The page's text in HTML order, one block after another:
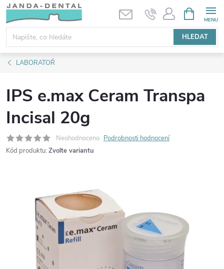
Přejít
obsah
HLEDAT
NÁKUPNÍ
KOŠÍK
LABORATOŘ
IPS e.max Ceram Transpa
Incisal 20g
Neohodnoceno Podrobnosti hodnocení
Kód produktu: Zvolte variantu